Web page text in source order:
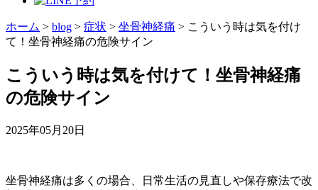
ホーム > blog > 症状 > 坐骨神経痛 > こういう時は気を付け
て！坐骨神経痛の危険サイン
こういう時は気を付けて！坐骨神経痛
の危険サイン
2025年05月20日
坐骨神経痛は多くの場合、日常生活の見直しや保存療法で改